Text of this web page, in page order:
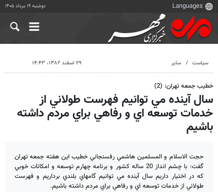
دوشنبه ۱۹ مرداد ۱۴۰۵
سیاست سایر ۲۹ اسفند ۱۳۸۲، ۱۴:۴۳
خطيب جمعه تهران: (2)
سال آينده مي توانيم فهرست طولاني از
خدمات توسعه اي و رفاهي براي مردم داشته
باشيم
حجت الاسلام و المسلمين هاشمي رفسنجاني خطيب اين هفته جمعه تهران
گفت: با چشم انداز 20 ساله كشور و برنامه چهارم توسعه و امكانات خوبي
كه در اختيار داريم سال آينده مي توانيم گامهاي بلندي برداريم و فهرست
طولاني از خدمات توسعه اي و رفاهي براي مردم داشته باشيم.